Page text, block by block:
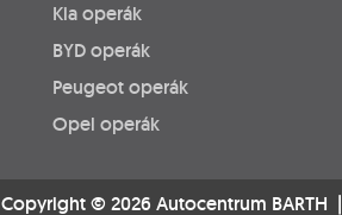
Kia operák
BYD operák
Peugeot operák
Opel operák
Copyright © 2026 Autocentrum BARTH |